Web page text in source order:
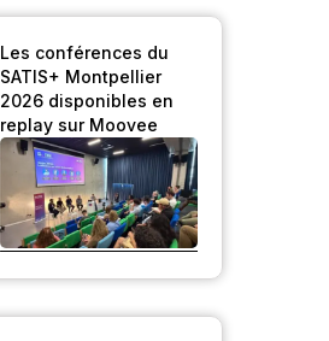
Les conférences du
SATIS+ Montpellier
2026 disponibles en
replay sur Moovee